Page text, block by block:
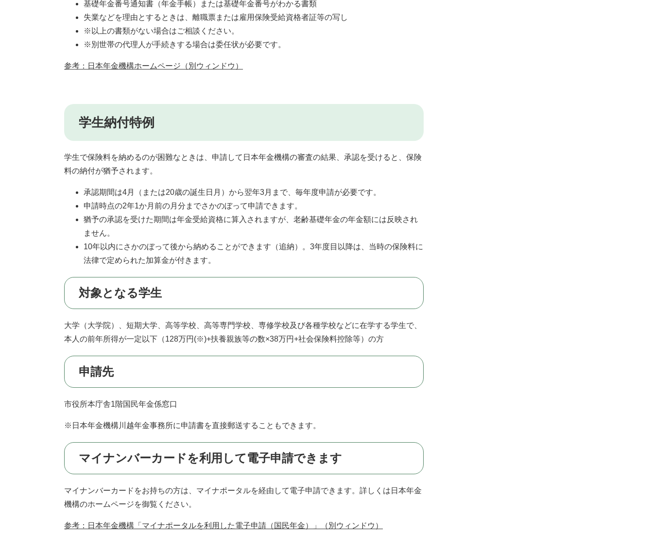
基礎年金番号通知書（年金手帳）または基礎年金番号がわかる書類
失業などを理由とするときは、離職票または雇用保険受給資格者証等の写し
※以上の書類がない場合はご相談ください。
※別世帯の代理人が手続きする場合は委任状が必要です。
参考：日本年金機構ホームページ（別ウィンドウ）
学生納付特例
学生で保険料を納めるのが困難なときは、申請して日本年金機構の審査の結果、承認を受けると、保険
料の納付が猶予されます。
承認期間は4月（または20歳の誕生日月）から翌年3月まで、毎年度申請が必要です。
申請時点の2年1か月前の月分までさかのぼって申請できます。
猶予の承認を受けた期間は年金受給資格に算入されますが、老齢基礎年金の年金額には反映され
ません。
10年以内にさかのぼって後から納めることができます（追納）。3年度目以降は、当時の保険料に
法律で定められた加算金が付きます。
対象となる学生
大学（大学院）、短期大学、高等学校、高等専門学校、専修学校及び各種学校などに在学する学生で、
本人の前年所得が一定以下（128万円(※)+扶養親族等の数×38万円+社会保険料控除等）の方
申請先
市役所本庁舎1階国民年金係窓口
※日本年金機構川越年金事務所に申請書を直接郵送することもできます。
マイナンバーカードを利用して電子申請できます
マイナンバーカードをお持ちの方は、マイナポータルを経由して電子申請できます。詳しくは日本年金
機構のホームページを御覧ください。
参考：日本年金機構「マイナポータルを利用した電子申請（国民年金）」（別ウィンドウ）